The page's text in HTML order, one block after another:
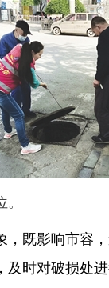
既影响市容，
时对破损处